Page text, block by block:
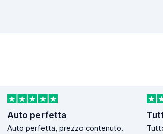
Auto perfetta
Auto perfetta, prezzo contenuto.